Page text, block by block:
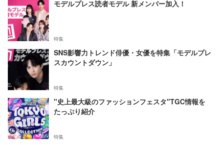
モデルプレス読者モデル 新メンバー加入！
特集
SNS影響力トレンド俳優・女優を特集「モデルプレ
スカウントダウン」
特集
"史上最大級のファッションフェスタ"TGC情報を
たっぷり紹介
特集